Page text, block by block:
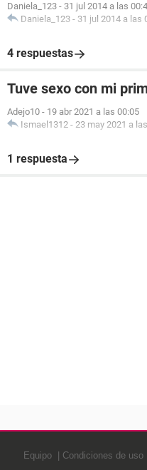
Daniela_123 - 31 jul 2014 a las
Daniela_123 - 31 jul 2014 a las
4 respuestas
Tuve sexo con mi
Adejo10 - 19 abr 2021 a las 00:05
Ismael1312 - 23 may 2021 a
1 respuesta
Equipo Condiciones de uso